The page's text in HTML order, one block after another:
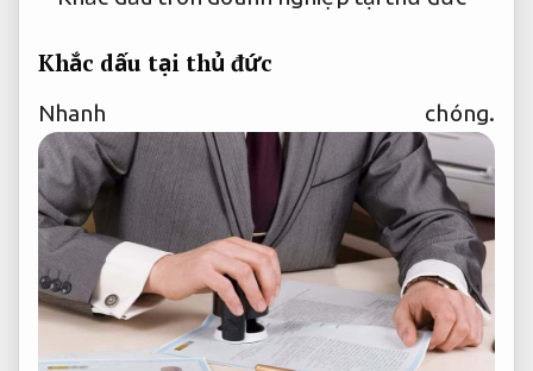
Khắc dấu tại thủ đức
Nhanh chóng.